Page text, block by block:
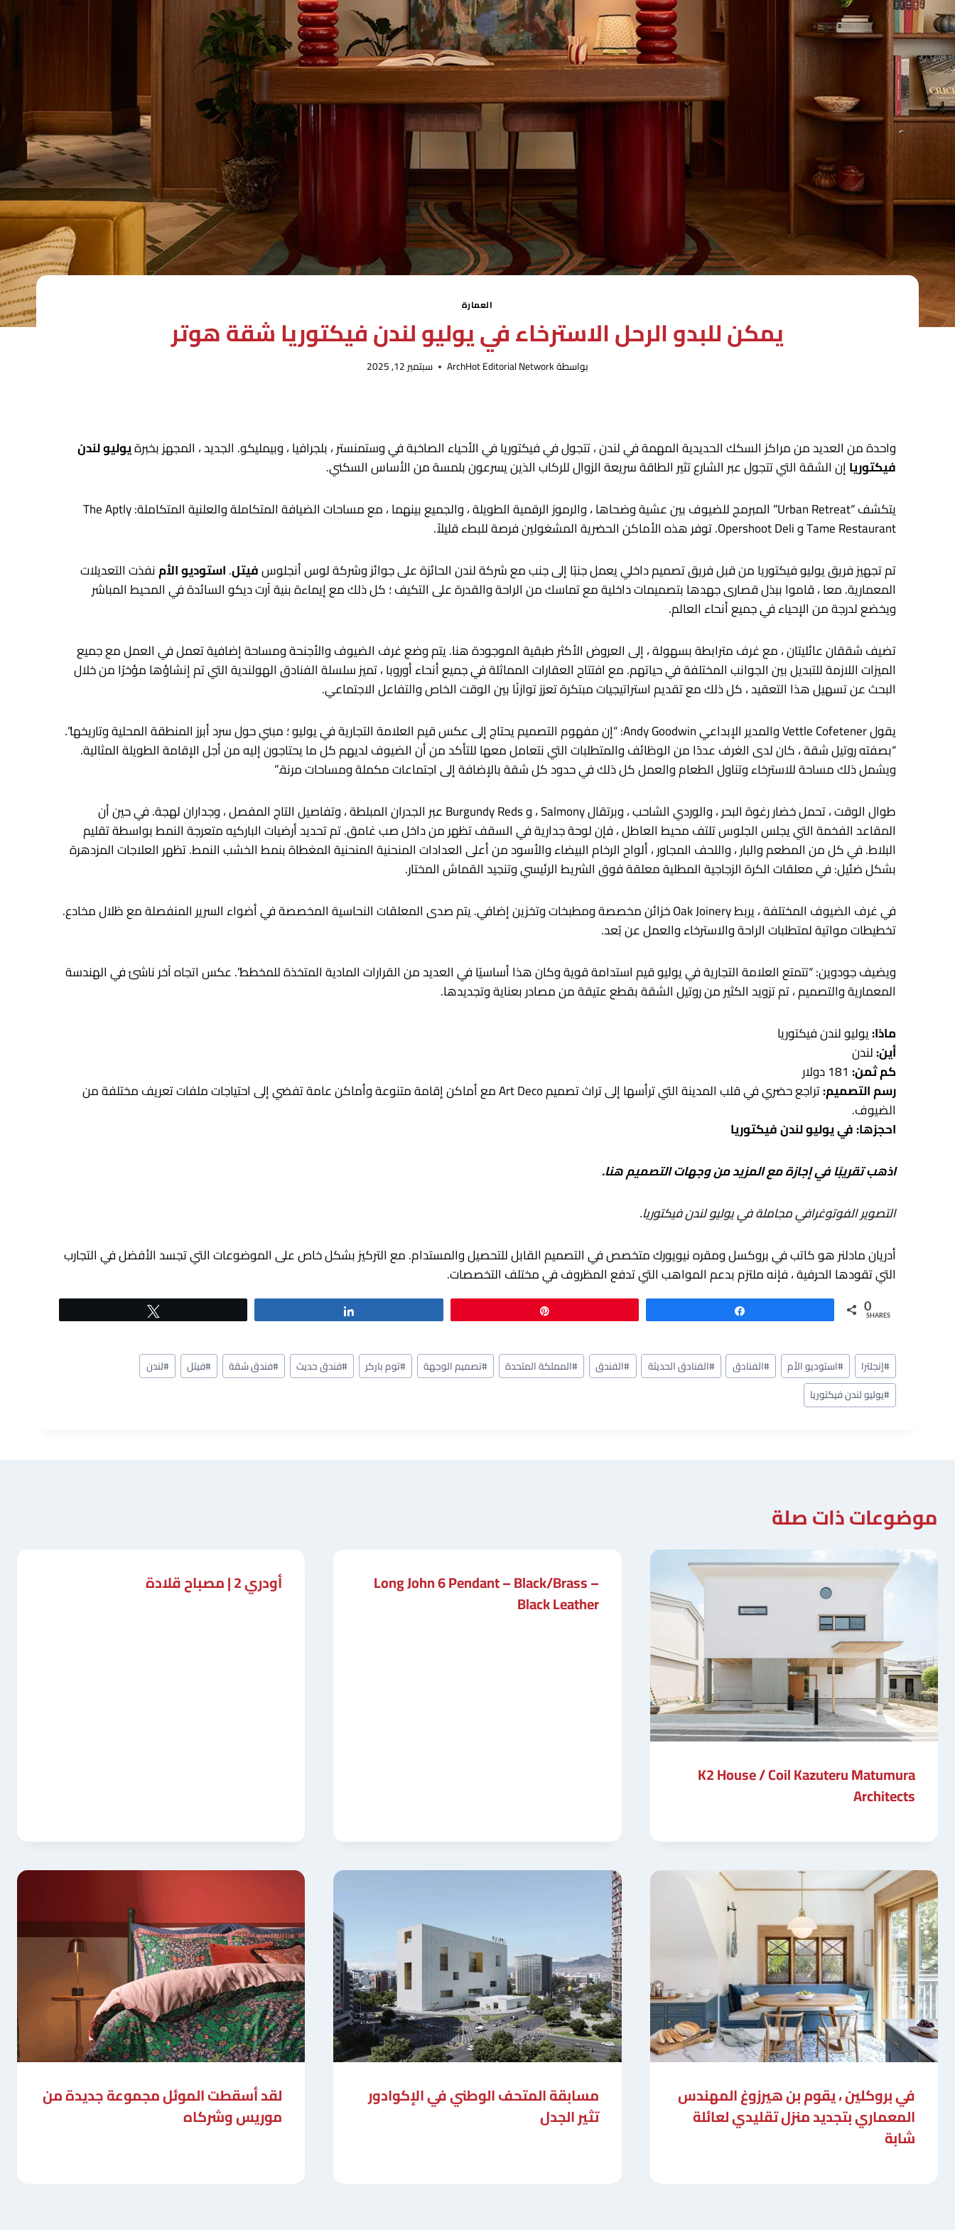
العمارة
يمكن للبدو الرحل الاسترخاء في يوليو لندن فيكتوريا شقة هوتر
بواسطةArchHot Editorial Network سبتمبر 12, 2025
واحدة من العديد من مراكز السكك الحديدية المهمة في لندن ، تتجول في فيكتوريا في الأحياء الصاخبة في وستمنستر ، بلجرافيا ، وبيمليكو. الجديد ، المجهز بخبرةيوليو لندن
فيكتورياإن الشقة التي تتجول عبر الشارع تثير الطاقة سريعة الزوال للركاب الذين يسرعون بلمسة من الأساس السكني.
يتكشف “Urban Retreat” المبرمج للضيوف بين عشية وضحاها ، والرموز الرقمية الطويلة ، والجميع بينهما ، مع مساحات الضيافة المتكاملة والعلنية المتكاملة: The Aptly
Tame Restaurant و Opershoot Deli. توفر هذه الأماكن الحضرية المشغولين فرصة للبطء قليلاً.
تم تجهيز فريق يوليو فيكتوريا من قبل فريق تصميم داخلي يعمل جنبًا إلى جنب مع شركة لندن الحائزة على جوائز وشركة لوس أنجلوسفيتل.استوديو الأمنفذت التعديلات
المعمارية. معا ، قاموا ببذل قصارى جهدها بتصميمات داخلية مع تماسك من الراحة والقدرة على التكيف ؛ كل ذلك مع إيماءة بنية آرت ديكو السائدة في المحيط المباشر
ويخضع لدرجة من الإحياء في جميع أنحاء العالم.
تضيف شققان عائليتان ، مع غرف مترابطة بسهولة ، إلى العروض الأكثر طبقية الموجودة هنا. يتم وضع غرف الضيوف والأجنحة ومساحة إضافية تعمل في العمل مع جميع
الميزات اللازمة للتبديل بين الجوانب المختلفة في حياتهم. مع افتتاح العقارات المماثلة في جميع أنحاء أوروبا ، تميز سلسلة الفنادق الهولندية التي تم إنشاؤها مؤخرًا من خلال
البحث عن تسهيل هذا التعقيد ، كل ذلك مع تقديم استراتيجيات مبتكرة تعزز توازنًا بين الوقت الخاص والتفاعل الاجتماعي.
يقول Vettle Cofetener والمدير الإبداعي Andy Goodwin: “إن مفهوم التصميم يحتاج إلى عكس قيم العلامة التجارية في يوليو ؛ مبني حول سرد أبرز المنطقة المحلية وتاريخها”.
“بصفته روتيل شقة ، كان لدى الغرف عددًا من الوظائف والمتطلبات التي نتعامل معها للتأكد من أن الضيوف لديهم كل ما يحتاجون إليه من أجل الإقامة الطويلة المثالية.
ويشمل ذلك مساحة للاسترخاء وتناول الطعام والعمل كل ذلك في حدود كل شقة بالإضافة إلى اجتماعات مكملة ومساحات مرنة.”
طوال الوقت ، تحمل خضار رغوة البحر ، والوردي الشاحب ، وبرتقال Salmony ، و Burgundy Reds عبر الجدران المبلطة ، وتفاصيل التاج المفصل ، وجداران لهجة. في حين أن
المقاعد الفخمة التي يجلس الجلوس تلتف محيط العاطل ، فإن لوحة جدارية في السقف تظهر من داخل صب غامق. تم تحديد أرضيات الباركيه متعرجة النمط بواسطة تقليم
البلاط. في كل من المطعم والبار ، واللحف المجاور ، ألواح الرخام البيضاء والأسود من أعلى العدادات المنحنية المنحنية المغطاة بنمط الخشب النمط. تظهر العلاجات المزدهرة
بشكل ضئيل: في معلقات الكرة الزجاجية المطلية معلقة فوق الشريط الرئيسي وتنجيد القماش المختار.
في غرف الضيوف المختلفة ، يربط Oak Joinery خزائن مخصصة ومطبخات وتخزين إضافي. يتم صدى المعلقات النحاسية المخصصة في أضواء السرير المنفصلة مع ظلال مخادع.
تخطيطات مواتية لمتطلبات الراحة والاسترخاء والعمل عن بُعد.
ويضيف جودوين: “تتمتع العلامة التجارية في يوليو قيم استدامة قوية وكان هذا أساسيًا في العديد من القرارات المادية المتخذة للمخطط”. عكس اتجاه آخر ناشئ في الهندسة
المعمارية والتصميم ، تم تزويد الكثير من روتيل الشقة بقطع عتيقة من مصادر بعناية وتجديدها.
ماذا:يوليو لندن فيكتوريا
أين:لندن
كم ثمن:
رسم التصميم:
تراجع حضري في قلب المدينة التي ترأسها إلى تراث تصميم Art Deco مع أماكن إقامة متنوعة وأماكن عامة تفضي إلى احتياجات ملفات تعريف مختلفة من
الضيوف.
احجزها: في يوليو لندن فيكتوريا
اذهب تقريبًا في إجازة مع المزيد من وجهات التصميم هنا.
التصوير الفوتوغرافي مجاملة في يوليو لندن فيكتوريا.
أدريان مادلنر هو كاتب في بروكسل ومقره نيويورك متخصص في التصميم القابل للتحصيل والمستدام. مع التركيز بشكل خاص على الموضوعات التي تجسد الأفضل في التجارب
التي تقودها الحرفية ، فإنه ملتزم بدعم المواهب التي تدفع المظروف في مختلف التخصصات.
0
SHARES
وسوم
المقال:
#إنجلترا #استوديو الأم #الفنادق #الفنادق الحديثة #الفندق #المملكة المتحدة #تصميم الوجهة #توم باركر #فندق حديث #فندق شقة #فيتل #لندن
#يوليو لندن فيكتوريا
موضوعات ذات صلة
K2 House / Coil Kazuteru Matumura
Architects
Long John 6 Pendant – Black/Brass –
Black Leather
أودري 2 | مصباح قلادة
في بروكلين ، يقوم بن هيرزوغ المهندس
المعماري بتجديد منزل تقليدي لعائلة
شابة
مسابقة المتحف الوطني في الإكوادور
تثير الجدل
لقد أسقطت الموئل مجموعة جديدة من
موريس وشركاه